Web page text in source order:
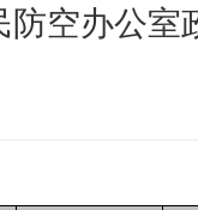
空办公室